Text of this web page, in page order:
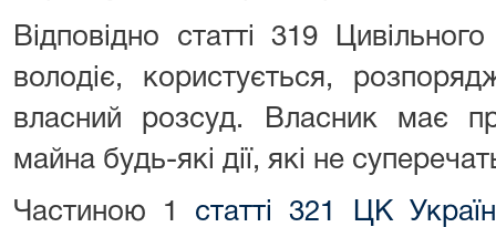
Відповідно статті 319
володіє, користується,
власний розсуд. Власник має
майна будь-які дії, які не
Частиною 1 статті 321 ЦК